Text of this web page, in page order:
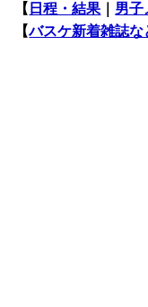
【 日程・結果 男子
【バスケ新着雑誌な